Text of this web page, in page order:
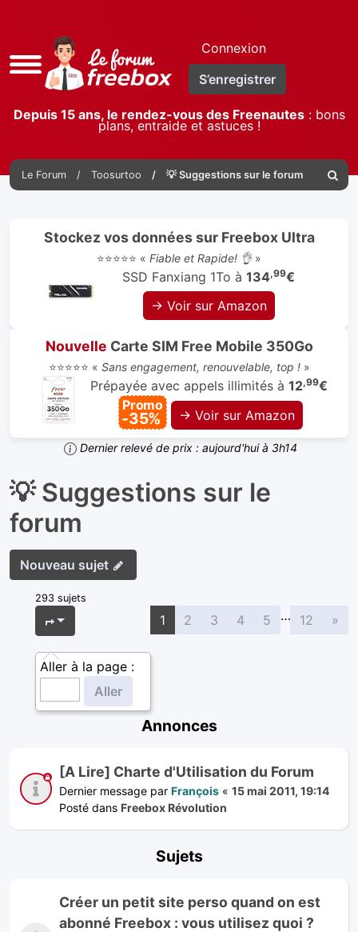
Accès
rapide
Connexion
S’enregistrer
Depuis 15 ans, le rendez-vous des Freenautes: bons
plans, entraide et astuces !
Le Forum Toosurtoo 💡 Suggestions sur le forum
Stockez vos données sur Freebox Ultra
⭐⭐⭐⭐⭐ « Fiable et Rapide! 👌»
SSD Fanxiang 1To à 134,99€
→ Voir sur Amazon
Nouvelle Carte SIM Free Mobile 350Go
⭐⭐⭐⭐⭐ « Sans engagement, renouvelable, top !»
Prépayée avec appels illimités à 12,99€
Promo
-35% → Voir sur Amazon
Dernier relevé de prix : aujourd'hui à 3h14
💡 Suggestions sur le
forum
Nouveau sujet
293 sujets
Page
Aller à la page :
1 2 3 4 5 … 12 »
Annonces
[A Lire] Charte d'Utilisation du Forum
Dernier message par François « 15 mai 2011, 19:14
Posté dans Freebox Révolution
Sujets
Créer un petit site perso quand on est
abonné Freebox : vous utilisez quoi ?